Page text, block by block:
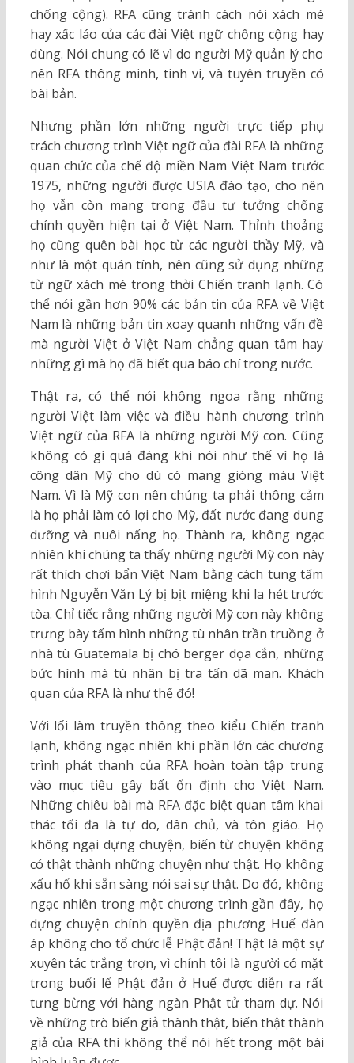
chống cộng). RFA cũng tránh cách nói xách mé
hay xấc láo của các đài Việt ngữ chống cộng hay
dùng. Nói chung có lẽ vì do người Mỹ quản lý cho
nên RFA thông minh, tinh vi, và tuyên truyền có
bài bản.
Nhưng phần lớn những người trực tiếp phụ
trách chương trình Việt ngữ của đài RFA là những
quan chức của chế độ miền Nam Việt Nam trước
1975, những người được USIA đào tạo, cho nên
họ vẫn còn mang trong đầu tư tưởng chống
chính quyền hiện tại ở Việt Nam. Thỉnh thoảng
họ cũng quên bài học từ các người thầy Mỹ, và
như là một quán tính, nên cũng sử dụng những
từ ngữ xách mé trong thời Chiến tranh lạnh. Có
thể nói gần hơn 90% các bản tin của RFA về Việt
Nam là những bản tin xoay quanh những vấn đề
mà người Việt ở Việt Nam chẳng quan tâm hay
những gì mà họ đã biết qua báo chí trong nước.
Thật ra, có thể nói không ngoa rằng những
người Việt làm việc và điều hành chương trình
Việt ngữ của RFA là những người Mỹ con. Cũng
không có gì quá đáng khi nói như thế vì họ là
công dân Mỹ cho dù có mang giòng máu Việt
Nam. Vì là Mỹ con nên chúng ta phải thông cảm
là họ phải làm có lợi cho Mỹ, đất nước đang dung
dưỡng và nuôi nấng họ. Thành ra, không ngạc
nhiên khi chúng ta thấy những người Mỹ con này
rất thích chơi bẩn Việt Nam bằng cách tung tấm
hình Nguyễn Văn Lý bị bịt miệng khi la hét trước
tòa. Chỉ tiếc rằng những người Mỹ con này không
trưng bày tấm hình những tù nhân trần truồng ở
nhà tù Guatemala bị chó berger dọa cắn, những
bức hình mà tù nhân bị tra tấn dã man. Khách
quan của RFA là như thế đó!
Với lối làm truyền thông theo kiểu Chiến tranh
lạnh, không ngạc nhiên khi phần lớn các chương
trình phát thanh của RFA hoàn toàn tập trung
vào mục tiêu gây bất ổn định cho Việt Nam.
Những chiêu bài mà RFA đặc biệt quan tâm khai
thác tối đa là tự do, dân chủ, và tôn giáo. Họ
không ngại dựng chuyện, biến từ chuyện không
có thật thành những chuyện như thật. Họ không
xấu hổ khi sẵn sàng nói sai sự thật. Do đó, không
ngạc nhiên trong một chương trình gần đây, họ
dựng chuyện chính quyền địa phương Huế đàn
áp không cho tổ chức lễ Phật đản! Thật là một sự
xuyên tác trắng trợn, vì chính tôi là người có mặt
trong buổi lể Phật đản ở Huế được diễn ra rất
tưng bừng với hàng ngàn Phật tử tham dự. Nói
về những trò biến giả thành thật, biến thật thành
giả của RFA thì không thể nói hết trong một bài